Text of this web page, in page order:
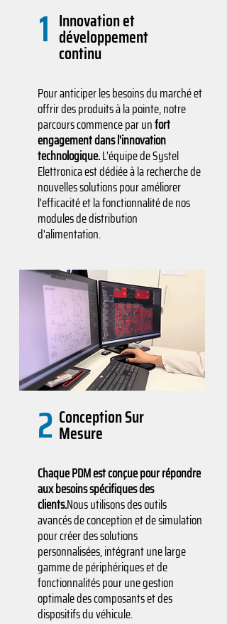
1 Innovation et
développement
continu
Pour anticiper les besoins du marché et
offrir des produits à la pointe, notre
parcours commence par unfort
engagement dans l'innovation
technologique.L'équipe de Systel
Elettronica est dédiée à la recherche de
nouvelles solutions pour améliorer
l'efficacité et la fonctionnalité de nos
modules de distribution
d'alimentation.
2 Conception Sur
Mesure
Chaque PDM est conçue pour répondre
aux besoins spécifiques des
clients.Nous utilisons des outils
avancés de conception et de simulation
pour créer des solutions
personnalisées, intégrant une large
gamme de périphériques et de
fonctionnalités pour une gestion
optimale des composants et des
dispositifs du véhicule.